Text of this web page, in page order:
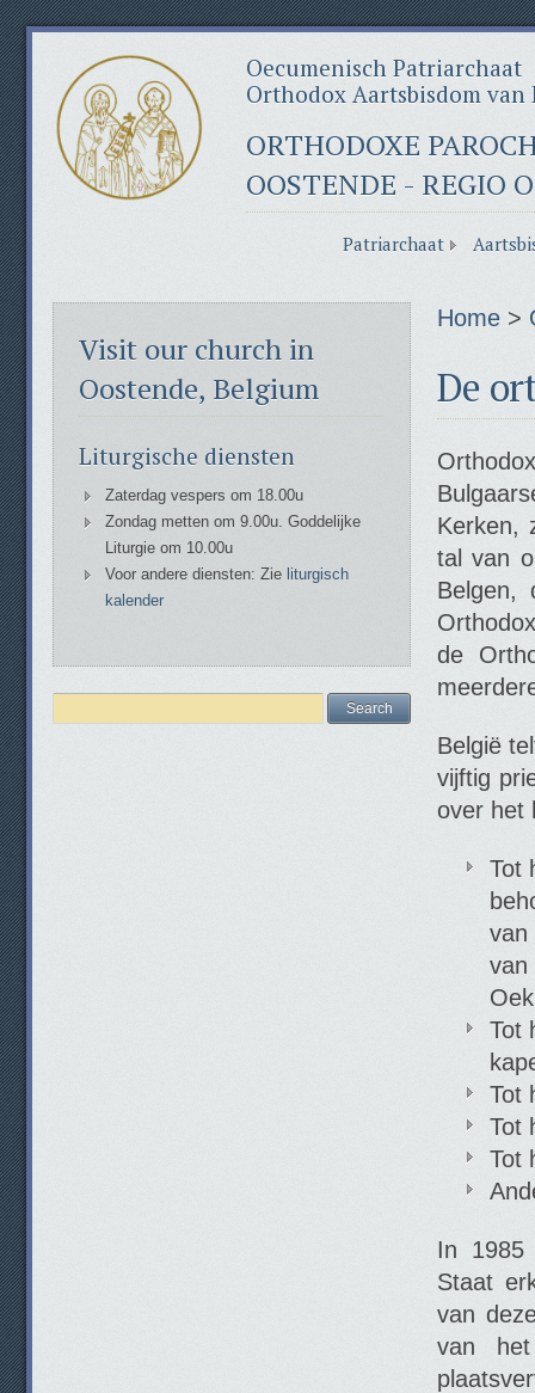
Oecumenisch Patriarchaat
Orthodox Aartsbisdom van
ORTHODOXE
OOSTENDE - REGIO
Patriarchaat
Visit our church in
Oostende, Belgium
Liturgische diensten
Zaterdag vespers om 18.00u
Zondag metten om 9.00u. Goddelijke
Liturgie om 10.00u
Voor andere diensten: Zie liturgisch
kalender
Home >
De
Kerken,
tal van
Belgen,
de
België
vijftig
over het
Tot
van
van
Tot
Tot
Tot
Tot
In 1985
Staat
van
van het